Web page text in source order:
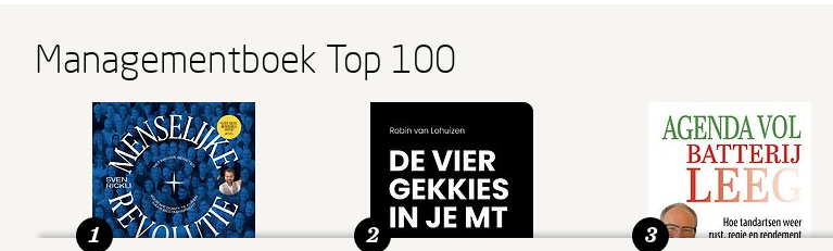
Managementboek Top 100
1 2 3